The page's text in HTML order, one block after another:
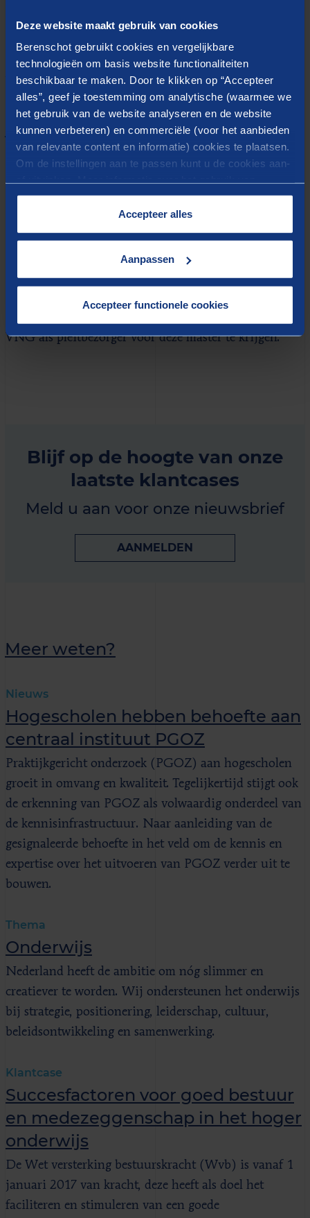
Deze website maakt gebruik van cookies
Berenschot gebruikt cookies en vergelijkbare
technologieën om basis website functionaliteiten
beschikbaar te maken. Door te klikken op “Accepteer
alles”, geef je toestemming om analytische (waarmee we
het gebruik van de website analyseren en de website
kunnen verbeteren) en commerciële (voor het aanbieden
van relevante content en informatie) cookies te plaatsen.
Om de instellingen aan te passen kunt u de cookies aan-
cookies op onze website treft u in onze
Accepteer alles
Aanpassen
Accepteer functionele cookies
gemaakt worden over de vorm van de master
samenwerkingsarrangement tussen de hogescholen, en
welke thema's binnen de masteropleiding Kwaliteit
van de Leefomgeving passen en welke niet.
Verbindende insteek
flinke stappen kunnen zetten, naar volle tevredenheid
van onze opdrachtgevers (een vertegenwoordiging
vanuit de betrokken hogescholen). Daarbij werden de
kwaliteit van de stukken, onze
toegankelijkheid/reactietijd en de verbindende insteek
VNG als pleitbezorger voor deze master te krijgen.
Blijf op de hoogte van onze
laatste klantcases
Meld u aan voor onze nieuwsbrief
AANMELDEN
Meer weten?
Nieuws
Hogescholen hebben behoefte aan
centraal instituut PGOZ
Praktijkgericht onderzoek (PGOZ) aan hogescholen
groeit in omvang en kwaliteit. Tegelijkertijd stijgt ook
de erkenning van PGOZ als volwaardig onderdeel van
de kennisinfrastructuur. Naar aanleiding van de
gesignaleerde behoefte in het veld om de kennis en
expertise over het uitvoeren van PGOZ verder uit te
bouwen.
Thema
Onderwijs
Nederland heeft de ambitie om nóg slimmer en
creatiever te worden. Wij ondersteunen het onderwijs
bij strategie, positionering, leiderschap, cultuur,
beleidsontwikkeling en samenwerking.
Klantcase
Succesfactoren voor goed bestuur
en medezeggenschap in het hoger
onderwijs
De Wet versterking bestuurskracht (Wvb) is vanaf 1
januari 2017 van kracht, deze heeft als doel het
faciliteren en stimuleren van een goede